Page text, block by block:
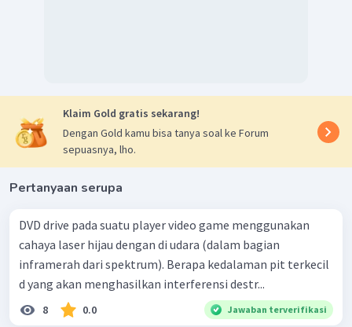
Klaim Gold gratis sekarang!
Dengan Gold kamu bisa tanya soal ke Forum
sepuasnya, lho.
Pertanyaan serupa
DVD drive pada suatu player video game menggunakan
cahaya laser hijau dengan di udara (dalam bagian
inframerah dari spektrum). Berapa kedalaman pit terkecil
d yang akan menghasilkan interferensi destr...
8 0.0 Jawaban terverifikasi